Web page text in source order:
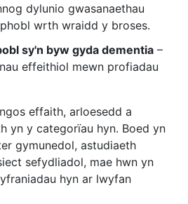
dylunio gwasanaethau
wrth wraidd y broses.
sy'n byw gyda dementia –
effeithiol mewn profiadau
effaith, arloesedd a
yn y categorïau hyn. Boed yn
gymunedol, astudiaeth
sefydliadol, mae hwn yn
hyn ar lwyfan